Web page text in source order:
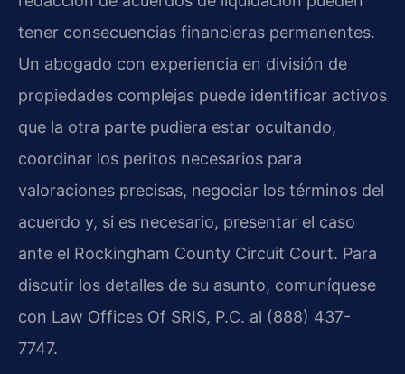
tener consecuencias financieras permanentes.
Un abogado con experiencia en división de
propiedades complejas puede identificar activos
que la otra parte pudiera estar ocultando,
coordinar los peritos necesarios para
valoraciones precisas, negociar los términos del
acuerdo y, si es necesario, presentar el caso
ante el Rockingham County Circuit Court. Para
discutir los detalles de su asunto, comuníquese
con Law Offices Of SRIS, P.C. al (888) 437-
7747.